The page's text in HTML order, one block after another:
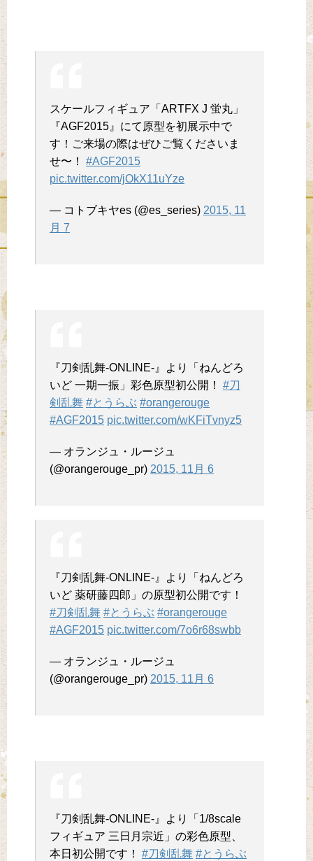
スケールフィギュア「ARTFX J 蛍丸」
『AGF2015』にて原型を初展示中で
す！ご来場の際はぜひご覧くださいま
せ〜！ #AGF2015
pic.twitter.com/jOkX11uYze
— コトブキヤes (@es_series) 2015, 11
月 7
『刀剣乱舞-ONLINE-』より「ねんどろ
いど 一期一振」彩色原型初公開！ #刀
剣乱舞 #とうらぶ #orangerouge
#AGF2015 pic.twitter.com/wKFiTvnyz5
— オランジュ・ルージュ
(@orangerouge_pr) 2015, 11月 6
『刀剣乱舞-ONLINE-』より「ねんどろ
いど 薬研藤四郎」の原型初公開です！
#刀剣乱舞 #とうらぶ #orangerouge
#AGF2015 pic.twitter.com/7o6r68swbb
— オランジュ・ルージュ
(@orangerouge_pr) 2015, 11月 6
『刀剣乱舞-ONLINE-』より「1/8scale
フィギュア 三日月宗近」の彩色原型、
本日初公開です！ #刀剣乱舞 #とうらぶ